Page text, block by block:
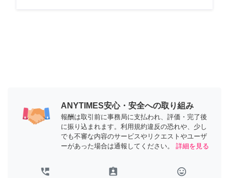
ANYTIMES安心・安全への取り組み
報酬は取引前に事務局に支払われ、評価・完了後
に振り込まれます。利用規約違反の恐れや、少し
でも不審な内容のサービスやリクエストやユーザ
ーがあった場合は通報してください。
詳細を見る
perm_phone_msg assignment_ind tag_faces